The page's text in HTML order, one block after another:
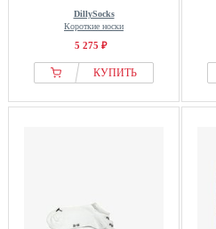
DillySocks
Короткие носки
5 275 ₽
КУПИТЬ